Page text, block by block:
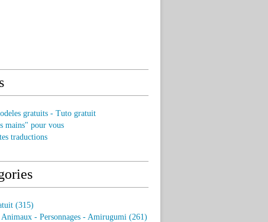
gratuits - Tuto gratuit
mains" pour vous
traductions
(315)
Animaux - Personnages - Amirugumi (261)